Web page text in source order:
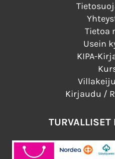
Tietoa
Usein
KIPA-
Kirjaudu /
TURVALLISET